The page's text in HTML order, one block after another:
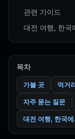
관련 가이드
대전 여행, 한국
목차
가볼 곳 먹거
자주 묻는 질문
대전 여행, 한국